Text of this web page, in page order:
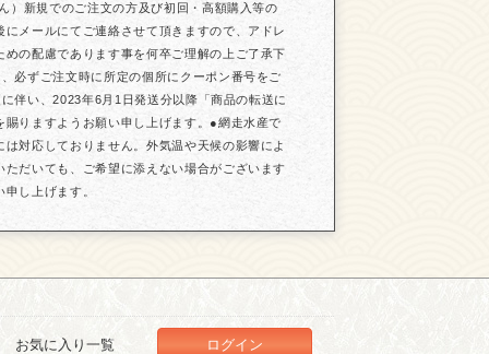
）新規でのご注文の方及び初回・高額購入等の
メールにてご連絡させて頂きますので、アドレ
の配慮であります事を何卒ご理解の上ご了承下
必ずご注文時に所定の個所にクーポン番号をご
伴い、2023年6月1日発送分以降「商品の転送に
りますようお願い申し上げます。●網走水産で
対応しておりません。外気温や天候の影響によ
だいても、ご希望に添えない場合がございます
し上げます。
お気に入り一覧 ログイン